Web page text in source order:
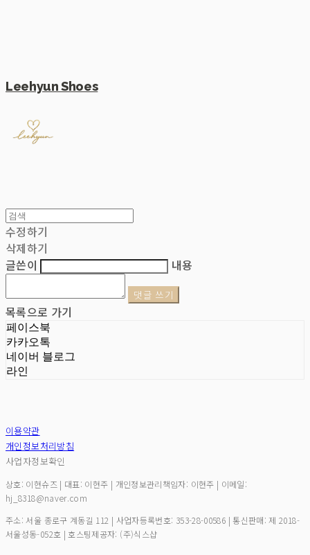
Leehyun Shoes
수정하기
삭제하기
글쓴이
내용
댓글 쓰기
목록으로 가기
페이스북
카카오톡
네이버 블로그
라인
이용약관
개인정보처리방침
사업자정보확인
상호: 이현슈즈 | 대표: 이현주 | 개인정보관리책임자: 이현주 | 이메일:
hj_8318@naver.com
주소: 서울 종로구 계동길 112 | 사업자등록번호: 353-28-00586 | 통신판매:제 2018-
서울성동-052호 | 호스팅제공자: (주)식스샵